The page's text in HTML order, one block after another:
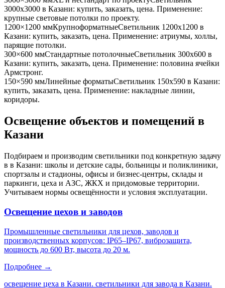
3000x3000 в Казани: купить, заказать, цена. Применение:
крупные световые потолки по проекту.
1200×1200 ммКрупноформатныеСветильник 1200x1200 в
Казани: купить, заказать, цена. Применение: атриумы, холлы,
парящие потолки.
300×600 ммСтандартные потолочныеСветильник 300x600 в
Казани: купить, заказать, цена. Применение: половина ячейки
Армстронг.
150×590 ммЛинейные форматыСветильник 150x590 в Казани:
купить, заказать, цена. Применение: накладные линии,
коридоры.
Освещение объектов и помещений в
Казани
Подбираем и производим светильники под конкретную задачу
в в Казани: школы и детские сады, больницы и поликлиники,
спортзалы и стадионы, офисы и бизнес-центры, склады и
паркинги, цеха и АЗС, ЖКХ и придомовые территории.
Учитываем нормы освещённости и условия эксплуатации.
Освещение цехов и заводов
Промышленные светильники для цехов, заводов и
производственных корпусов: IP65–IP67, виброзащита,
мощность до 600 Вт, высота до 20 м.
Подробнее →
освещение цеха в Казани. светильники для завода в Казани.